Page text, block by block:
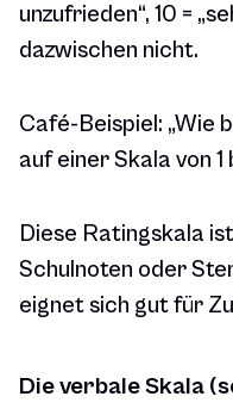
unzufrieden“, 10 =
dazwischen nicht.
Café-Beispiel: „Wie
auf einer Skala von 1
Diese Ratingskala
Schulnoten oder
eignet sich gut für
Die verbale Skala